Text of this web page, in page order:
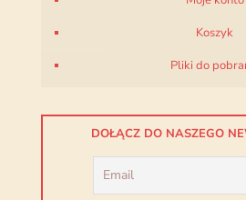
Koszyk
Pliki do
DOŁĄCZ DO NASZEGO